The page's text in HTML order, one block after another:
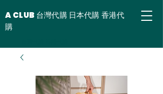
A CLUB 台灣代購 日本代購 香港代
購